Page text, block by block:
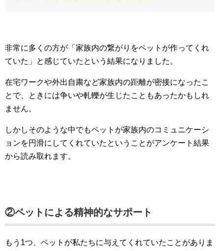
非常に多くの方が「家族内の繋がりをペットが作ってくれ
ていた」と感じていたという結果になりました。
在宅ワークや外出自粛など家族内の距離が密接になったこ
とで、ときには争いや軋轢が生じたこともあったかもしれ
ません。
しかしそのような中でもペットが家族内のコミュニケーシ
ョンを円滑にしてくれていたということがアンケート結果
から読み取れます。
②ペットによる精神的なサポート
もう1つ、ペットが私たちに与えてくれていたことがありま